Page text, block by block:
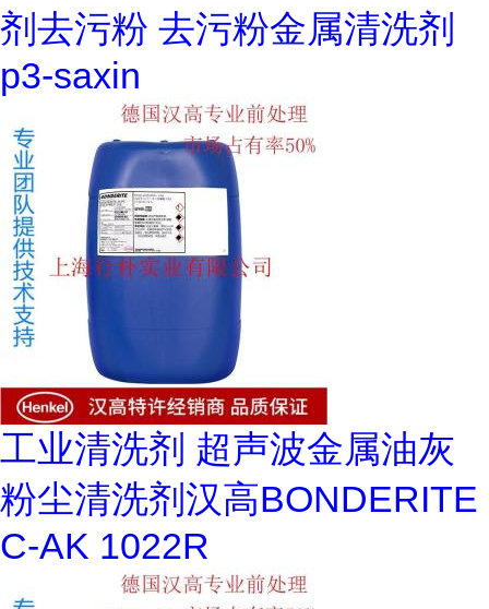
剂去污粉 去污粉金属清洗剂
p3-saxin
工业清洗剂 超声波金属油灰
粉尘清洗剂汉高BONDERITE
C-AK 1022R